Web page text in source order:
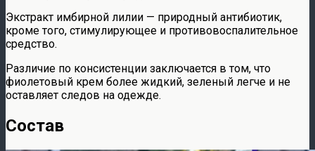
Экстракт имбирной лилии — природный антибиотик,
кроме того, стимулирующее и противовоспалительное
средство.
Различие по консистенции заключается в том, что
фиолетовый крем более жидкий, зеленый легче и не
оставляет следов на одежде.
Состав